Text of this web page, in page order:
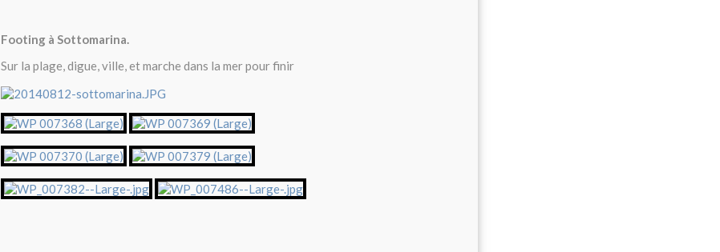
Footing à Sottomarina.
Sur la plage, digue, ville, et marche dans la mer pour finir